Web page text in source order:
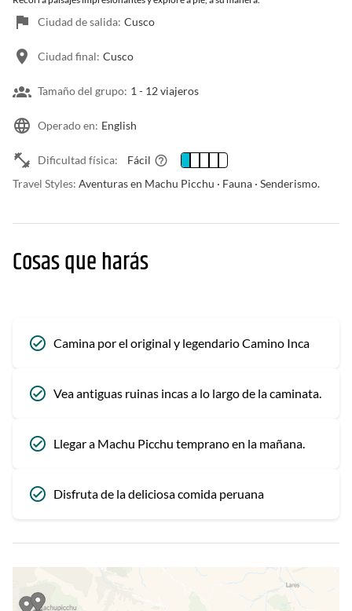
Ciudad de salida: Cusco
Ciudad final: Cusco
Tamaño del grupo: 1 - 12 viajeros
Operado en: English
Dificultad física:
Fácil
Travel Styles: Aventuras en Machu Picchu · Fauna · Senderismo.
Cosas que harás
Camina por el original y legendario Camino Inca
Vea antiguas ruinas incas a lo largo de la caminata.
Llegar a Machu Picchu temprano en la mañana.
Disfruta de la deliciosa comida peruana